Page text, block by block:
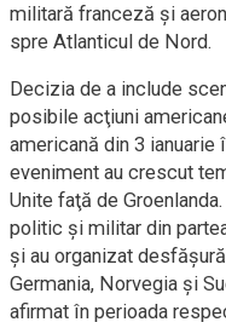
militară franceză şi
spre Atlanticul de Nord.
Decizia de a include
posibile acţiuni
americană din 3 ianuarie
eveniment au crescut
Unite faţă de
politic şi militar din
şi au organizat
Germania, Norvegia şi
afirmat în perioada